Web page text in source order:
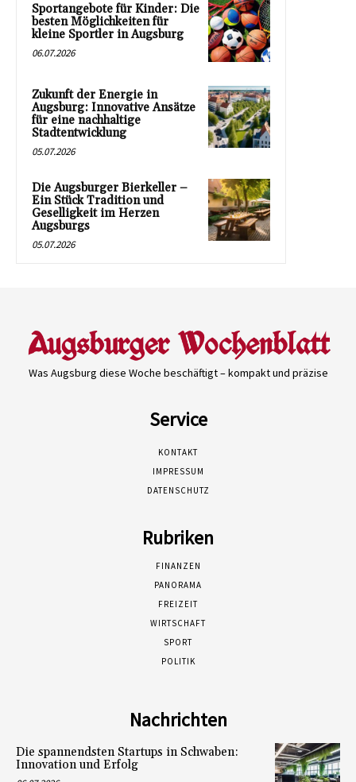
Sportangebote für Kinder: Die
besten Möglichkeiten für
kleine Sportler in Augsburg
06.07.2026
Zukunft der Energie in
Augsburg: Innovative Ansätze
für eine nachhaltige
Stadtentwicklung
05.07.2026
Die Augsburger Bierkeller –
Ein Stück Tradition und
Geselligkeit im Herzen
Augsburgs
05.07.2026
Was Augsburg diese Woche beschäftigt – kompakt und präzise
Service
KONTAKT
IMPRESSUM
DATENSCHUTZ
Rubriken
FINANZEN
PANORAMA
FREIZEIT
WIRTSCHAFT
SPORT
POLITIK
Nachrichten
Die spannendsten Startups in Schwaben:
Innovation und Erfolg